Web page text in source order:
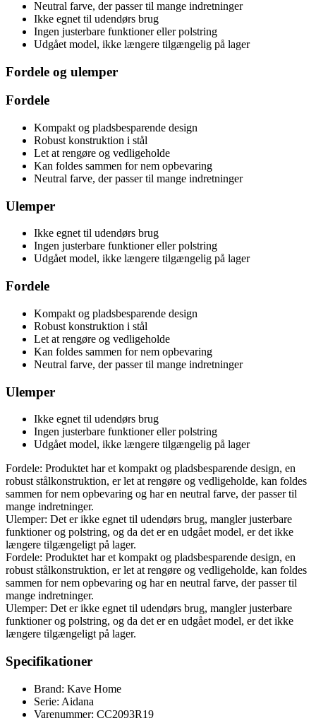
Neutral farve, der passer til mange indretninger
Ikke egnet til udendørs brug
Ingen justerbare funktioner eller polstring
Udgået model, ikke længere tilgængelig på lager
Fordele og ulemper
Fordele
Kompakt og pladsbesparende design
Robust konstruktion i stål
Let at rengøre og vedligeholde
Kan foldes sammen for nem opbevaring
Neutral farve, der passer til mange indretninger
Ulemper
Ikke egnet til udendørs brug
Ingen justerbare funktioner eller polstring
Udgået model, ikke længere tilgængelig på lager
Fordele
Kompakt og pladsbesparende design
Robust konstruktion i stål
Let at rengøre og vedligeholde
Kan foldes sammen for nem opbevaring
Neutral farve, der passer til mange indretninger
Ulemper
Ikke egnet til udendørs brug
Ingen justerbare funktioner eller polstring
Udgået model, ikke længere tilgængelig på lager
Fordele: Produktet har et kompakt og pladsbesparende design, en
robust stålkonstruktion, er let at rengøre og vedligeholde, kan foldes
sammen for nem opbevaring og har en neutral farve, der passer til
mange indretninger.
Ulemper: Det er ikke egnet til udendørs brug, mangler justerbare
funktioner og polstring, og da det er en udgået model, er det ikke
længere tilgængeligt på lager.
Fordele: Produktet har et kompakt og pladsbesparende design, en
robust stålkonstruktion, er let at rengøre og vedligeholde, kan foldes
sammen for nem opbevaring og har en neutral farve, der passer til
mange indretninger.
Ulemper: Det er ikke egnet til udendørs brug, mangler justerbare
funktioner og polstring, og da det er en udgået model, er det ikke
længere tilgængeligt på lager.
Specifikationer
Brand: Kave Home
Serie: Aidana
Varenummer: CC2093R19